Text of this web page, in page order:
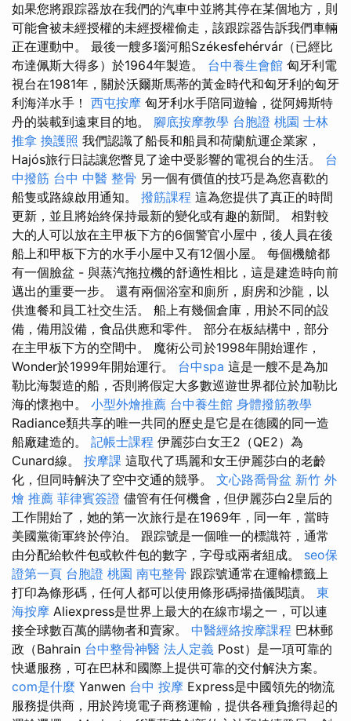
如果您將跟踪器放在我們的汽車中並將其停在某個地方，則
可能會被未經授權的未經授權偷走，該跟踪器告訴我們車輛
正在運動中。 最後一艘多瑙河船Székesfehérvár（已經比
布達佩斯大得多）於1964年製造。 台中養生會館 匈牙利電
視台在1981年，關於沃爾斯馬蒂的黃金時代和匈牙利的匈牙
利海洋水手！ 西屯按摩 匈牙利水手陪同遊輪，從阿姆斯特
丹的裝載到遠東目的地。 腳底按摩教學 台胞證 桃園 士林
推拿 換護照 我們認識了船長和船員和荷蘭航運企業家，
Hajós旅行日誌讓您瞥見了途中受影響的電視台的生活。 台
中撥筋 台中 中醫 整骨 另一個有價值的技巧是為您喜歡的
船隻或路線啟用通知。 撥筋課程 這為您提供了真正的時間
更新，並且將始終保持最新的變化或有趣的新聞。 相對較
大的人可以放在主甲板下方的6個警官小屋中，後人員在後
船上和甲板下方的水手小屋中又有12個小屋。 每個機艙都
有一個臉盆 - 與蒸汽拖拉機的舒適性相比，這是建造時向前
邁出的重要一步。 還有兩個浴室和廁所，廚房和沙龍，以
供進餐和員工社交生活。 船上有幾個倉庫，用於不同的設
備，備用設備，食品供應和零件。 部分在板結構中，部分
在主甲板下方的空間中。 魔術公司於1998年開始運作，
Wonder於1999年開始運行。 台中spa 這是一艘不是為加
勒比海製造的船，否則將假定大多數巡遊世界都位於加勒比
海的懷抱中。 小型外燴推薦 台中養生館 身體撥筋教學
Radiance類共享的唯一共同的歷史是它是在德國的同一造
船廠建造的。 記帳士課程 伊麗莎白女王2（QE2）為
Cunard線。 按摩課 這取代了瑪麗和女王伊麗莎白的老齡
化，但同時解決了空中交通的競爭。 文心路喬骨盆 新竹 外
燴 推薦 菲律賓簽證 儘管有任何機會，但伊麗莎白2皇后的
工作開始了，她的第一次旅行是在1969年，同一年，當時
美國黨衛軍終於停泊。 跟踪號是一個唯一的標識符，通常
由分配給軟件包或軟件包的數字，字母或兩者組成。 seo保
證第一頁 台胞證 桃園 南屯整骨 跟踪號通常在運輸標籤上
打印為條形碼，任何人都可以使用條形碼掃描儀閱讀。 東
海按摩 Aliexpress是世界上最大的在線市場之一，可以連
接全球數百萬的購物者和賣家。 中醫經絡按摩課程 巴林郵
政（Bahrain 台中整骨神醫 法人定義 Post）是一項可靠的
快遞服務，可在巴林和國際上提供可靠的交付解決方案。
com是什麼 Yanwen 台中 按摩 Express是中國領先的物流
服務提供商，用於跨境電子商務運輸，提供各種負擔得起的